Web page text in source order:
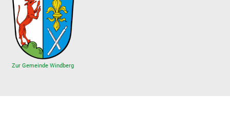
Zur Gemeinde Windberg